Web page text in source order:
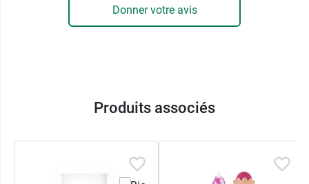
prise en main confortable et sûre, tandis que la
ventouse, située à sa base, permettra à votre
brossage aideront votre enfant à doser
Coloris selon disponibilités
Donner votre avis
Produits associés